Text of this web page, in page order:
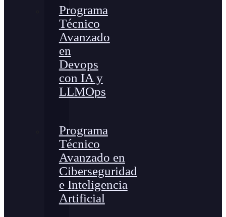
Programa
Técnico
Avanzado
en
Devops
con IA y
LLMOps
Programa
Técnico
Avanzado en
Ciberseguridad
e Inteligencia
Artificial